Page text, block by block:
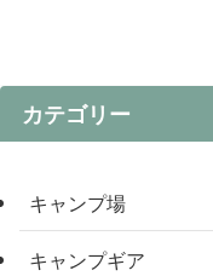
カテゴリー
キャンプ場
キャンプギア